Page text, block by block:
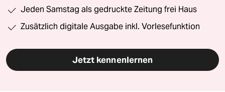
Jeden Samstag als gedruckte Zeitung frei Haus
Zusätzlich digitale Ausgabe inkl. Vorlesefunktion
Jetzt kennenlernen